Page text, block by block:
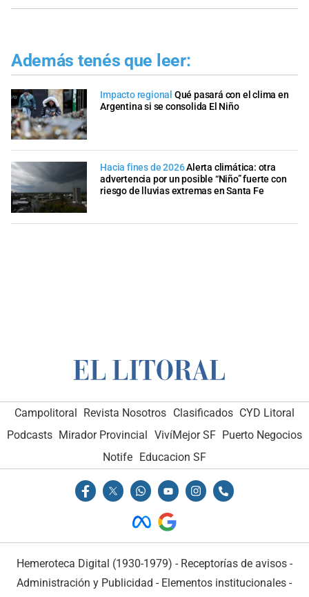
Además tenés que leer:
Impacto regional Qué pasará con el clima en
Argentina si se consolida El Niño
Hacia fines de 2026Alerta climática: otra
advertencia por un posible “Niño” fuerte con
riesgo de lluvias extremas en Santa Fe
Campolitoral Revista Nosotros Clasificados CYD Litoral
Podcasts Mirador Provincial VivíMejor SF Puerto Negocios
Notife
Educacion SF
Hemeroteca Digital (1930-1979) - Receptorías de avisos -
Administración y Publicidad - Elementos institucionales -